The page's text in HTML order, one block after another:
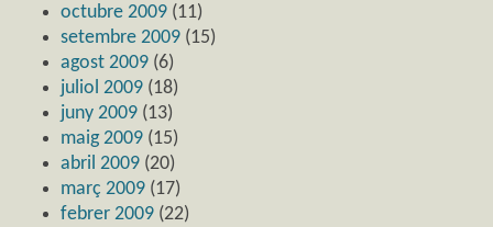
octubre 2009 (11)
setembre 2009 (15)
agost 2009 (6)
juliol 2009 (18)
juny 2009 (13)
maig 2009 (15)
abril 2009 (20)
març 2009 (17)
febrer 2009 (22)